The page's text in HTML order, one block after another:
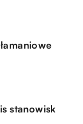
stanowisk